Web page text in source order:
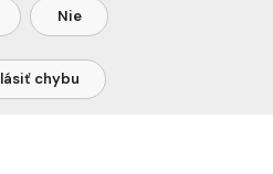
Nie
chybu